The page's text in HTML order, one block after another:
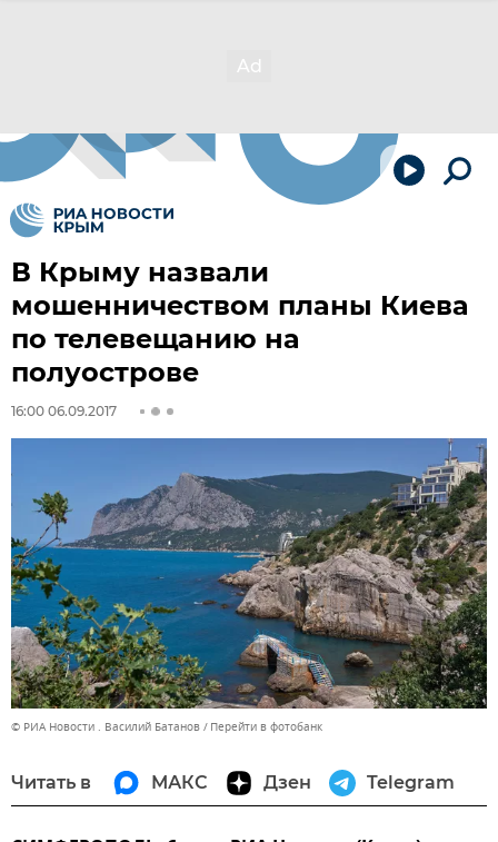
В Крыму назвали
мошенничеством планы Киева
по телевещанию на
полуострове
16:00 06.09.2017
© РИА Новости . Василий Батанов Перейти в фотобанк
Читать в МАКС Дзен Telegram